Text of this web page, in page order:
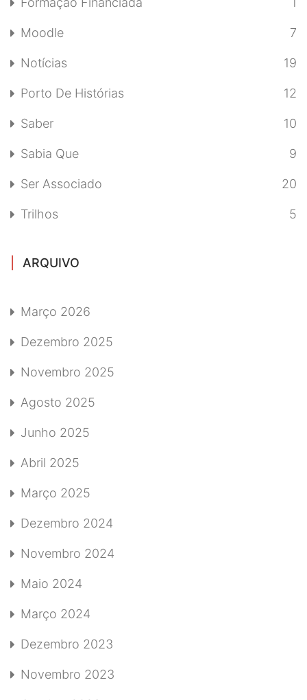
Moodle 7
Notícias 19
Porto De Histórias 12
Saber 10
Sabia Que 9
Ser Associado 20
Trilhos 5
ARQUIVO
Março 2026
Dezembro 2025
Novembro 2025
Agosto 2025
Junho 2025
Abril 2025
Março 2025
Dezembro 2024
Novembro 2024
Maio 2024
Março 2024
Dezembro 2023
Novembro 2023